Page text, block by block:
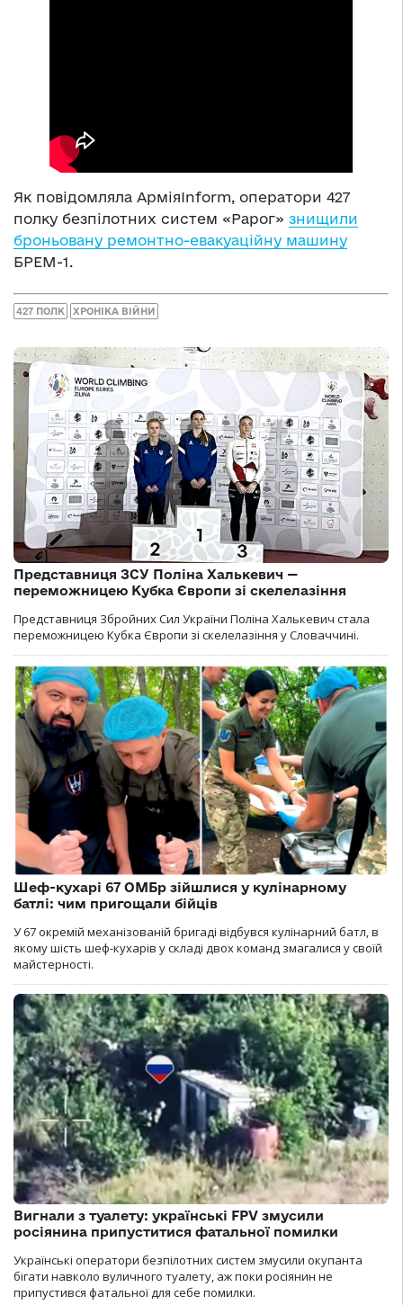
Як повідомляла АрміяInform, оператори 427
полку безпілотних систем «Рарог» знищили
броньовану ремонтно-евакуаційну машину
БРЕМ-1.
427 ПОЛК ХРОНІКА ВІЙНИ
Представниця ЗСУ Поліна Халькевич —
переможницею Кубка Європи зі скелелазіння
Представниця Збройних Сил України Поліна Халькевич стала
переможницею Кубка Європи зі скелелазіння у Словаччині.
Шеф-кухарі 67 ОМБр зійшлися у кулінарному
батлі: чим пригощали бійців
У 67 окремій механізованій бригаді відбувся кулінарний батл, в
якому шість шеф-кухарів у складі двох команд змагалися у своїй
майстерності.
Вигнали з туалету: українські FPV змусили
росіянина припуститися фатальної помилки
Українські оператори безпілотних систем змусили окупанта
бігати навколо вуличного туалету, аж поки росіянин не
припустився фатальної для себе помилки.